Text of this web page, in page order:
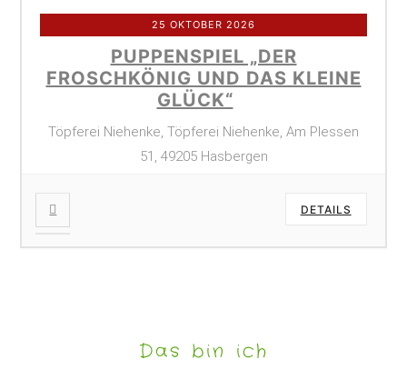
25 OKTOBER 2026
PUPPENSPIEL „DER
FROSCHKÖNIG UND DAS KLEINE
GLÜCK“
Töpferei Niehenke, Töpferei Niehenke, Am Plessen
51, 49205 Hasbergen
DETAILS
Das bin ich